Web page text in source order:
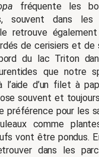
fréquente les
souvent dans
retrouve
de cerisiers et de
du lac Triton
que notre
l’aide d’un filet à
souvent et
préférence pour les
comme
vont être pondus.
dans les